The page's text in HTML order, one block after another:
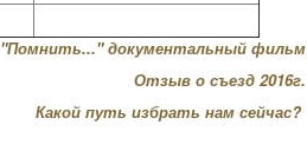
"Помнить..." документальный фильм
Отзыв о съезд 2016г.
Какой путь избрать нам сейчас?